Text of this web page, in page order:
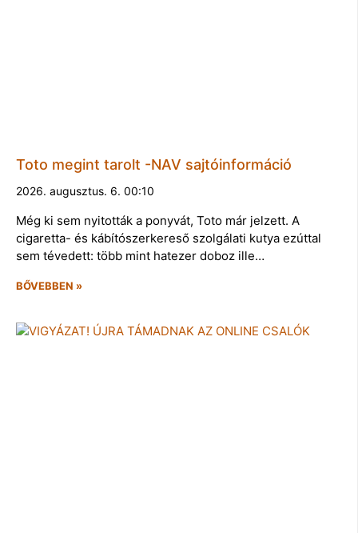
Toto megint tarolt -NAV sajtóinformáció
2026. augusztus. 6. 00:10
Még ki sem nyitották a ponyvát, Toto már jelzett. A
cigaretta- és kábítószerkereső szolgálati kutya ezúttal
sem tévedett: több mint hatezer doboz ille…
BŐVEBBEN »